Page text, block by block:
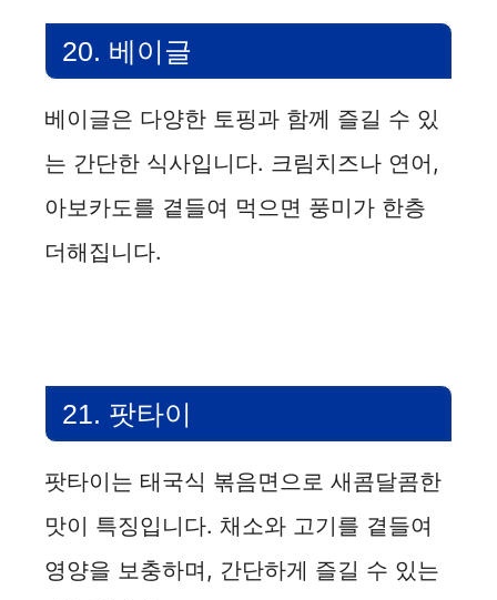
20. 베이글
베이글은 다양한 토핑과 함께 즐길 수 있
는 간단한 식사입니다. 크림치즈나 연어,
아보카도를 곁들여 먹으면 풍미가 한층
더해집니다.
21. 팟타이
팟타이는 태국식 볶음면으로 새콤달콤한
맛이 특징입니다. 채소와 고기를 곁들여
영양을 보충하며, 간단하게 즐길 수 있는